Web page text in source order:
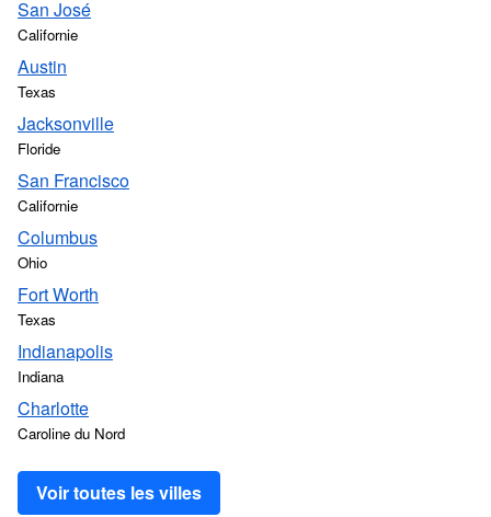
San José
Californie
Austin
Texas
Jacksonville
Floride
San Francisco
Californie
Columbus
Ohio
Fort Worth
Texas
Indianapolis
Indiana
Charlotte
Caroline du Nord
Voir toutes les villes